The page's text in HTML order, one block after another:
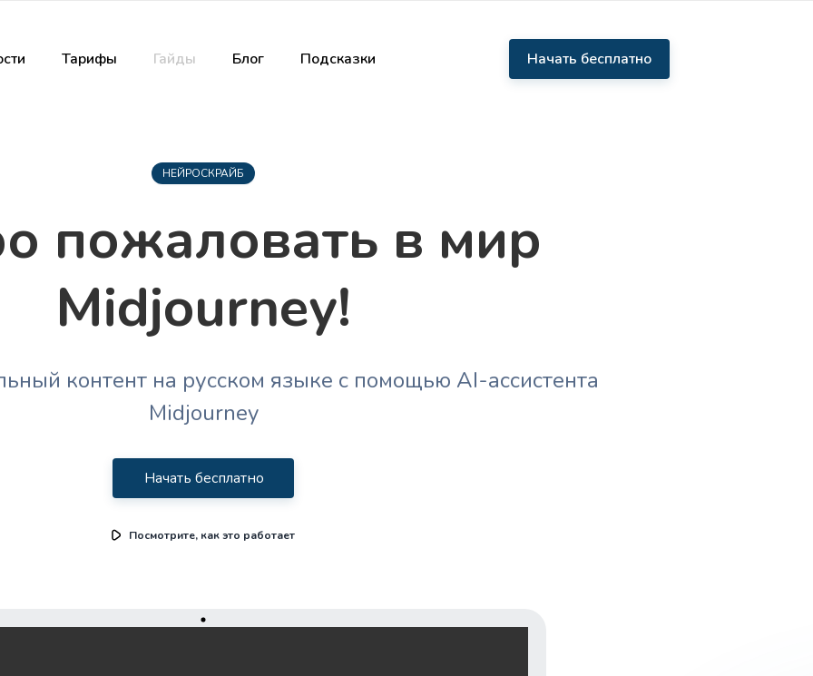
Тарифы Гайды Блог Подсказки Начать бесплатно
НЕЙРОСКРАЙБ
пожаловать в мир
Midjourney!
контент на русском языке с помощью AI-ассистента
Midjourney
Начать бесплатно
Посмотрите, как это работает